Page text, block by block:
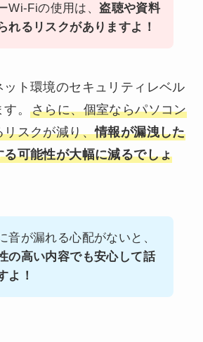
Wi-Fiの使用は、盗聴や資料
れるリスクがありますよ！
ット環境のセキュリティレベル
。 さらに、個室ならパソコン
スクが減り、情報が漏洩した
可能性が大幅に減るでしょ
音が漏れる心配がないと、
の高い内容でも安心して話
よ！